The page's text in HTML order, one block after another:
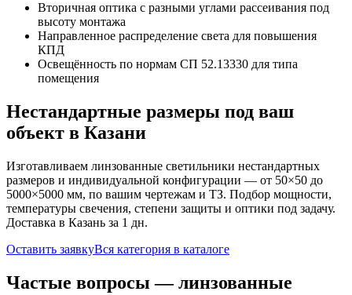
Вторичная оптика с разными углами рассеивания под
высоту монтажа
Направленное распределение света для повышения
КПД
Освещённость по нормам СП 52.13330 для типа
помещения
Нестандартные размеры под ваш
объект в Казани
Изготавливаем линзованные светильники нестандартных
размеров и индивидуальной конфигурации — от 50×50 до
5000×5000 мм, по вашим чертежам и ТЗ. Подбор мощности,
температуры свечения, степени защиты и оптики под задачу.
Доставка в Казань за 1 дн.
Оставить заявкуВся категория в каталоге
Частые вопросы —линзованные